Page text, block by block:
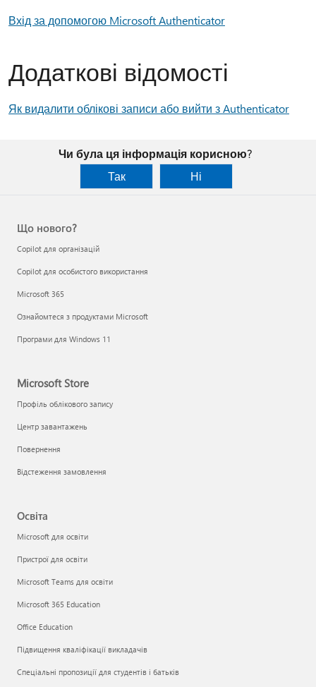
Вхід за допомогою Microsoft Authenticator
Додаткові відомості
Як видалити облікові записи або вийти з Authenticator
Чи була ця інформація корисною?
Так
Ні
Що нового?
Copilot для організацій
Copilot для особистого використання
Microsoft 365
Ознайомтеся з продуктами Microsoft
Програми для Windows 11
Microsoft Store
Профіль облікового запису
Центр завантажень
Повернення
Відстеження замовлення
Освіта
Microsoft для освіти
Пристрої для освіти
Microsoft Teams для освіти
Microsoft 365 Education
Office Education
Підвищення кваліфікації викладачів
Спеціальні пропозиції для студентів і батьків